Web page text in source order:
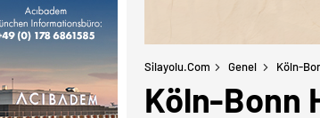
Silayolu.com Genel Köln-
Köln-Bonn